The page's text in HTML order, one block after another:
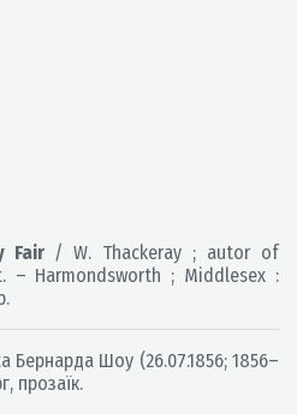
Fair / W. Thackeray ; autor of
– Harmondsworth ; Middlesex :
Бернарда Шоу (26.07.1856; 1856–
прозаїк.